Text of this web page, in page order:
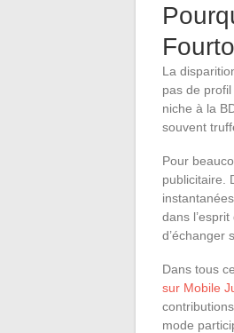
La
pas de
niche à la
souvent
Pour
publicitaire.
dans
d’échanger
Dans tous
sur Mobile
mode